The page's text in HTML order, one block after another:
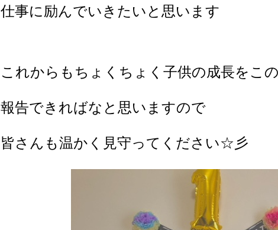
仕事に励んでいきたいと思います
これからもちょくちょく子供の成長をこ
報告できればなと思いますので
皆さんも温かく見守ってください☆彡